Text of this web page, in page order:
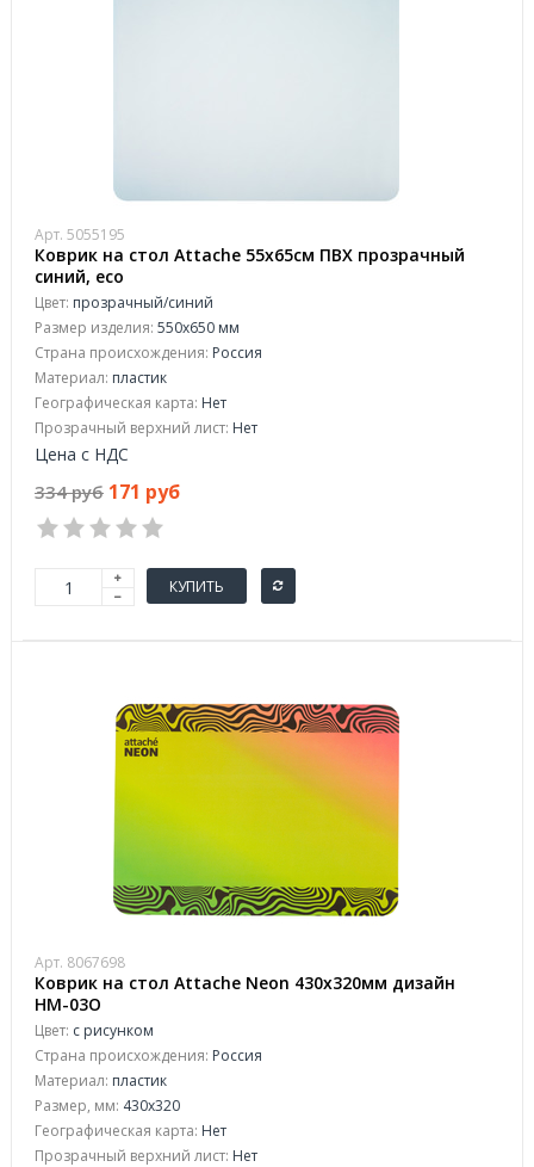
Арт. 5055195
Коврик на стол Attache 55x65см ПВХ прозрачный
синий, eco
Цвет: прозрачный/синий
Размер изделия: 550x650 мм
Страна происхождения: Россия
Материал: пластик
Географическая карта: Нет
Прозрачный верхний лист: Нет
Цена с НДС
334 руб 171 руб
КУПИТЬ
Арт. 8067698
Коврик на стол Attache Neon 430х320мм дизайн
НМ-03О
Цвет: с рисунком
Страна происхождения: Россия
Материал: пластик
Размер, мм: 430х320
Географическая карта: Нет
Прозрачный верхний лист: Нет